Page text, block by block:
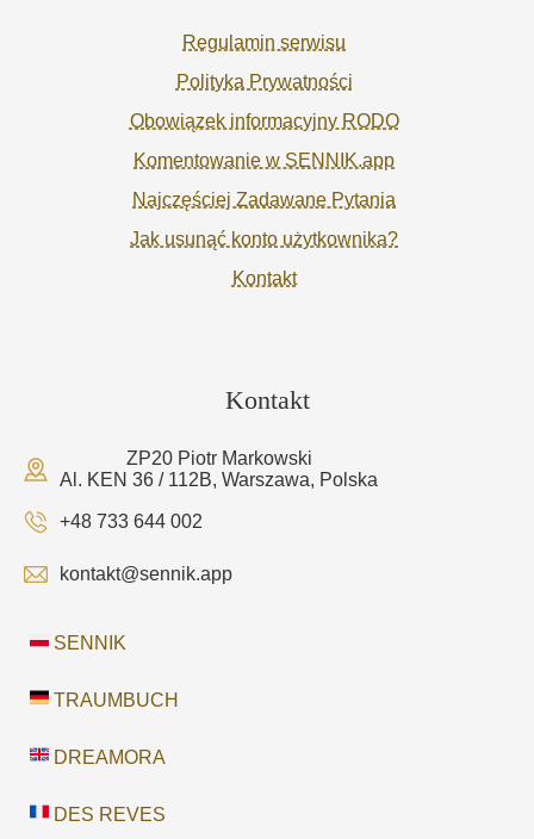
Regulamin serwisu
Polityka Prywatności
Obowiązek informacyjny RODO
Komentowanie w SENNIK.app
Najczęściej Zadawane Pytania
Jak usunąć konto użytkownika?
Kontakt
Kontakt
ZP20 Piotr Markowski
Al. KEN 36 / 112B, Warszawa, Polska
+48 733 644 002
kontakt@sennik.app
SENNIK
TRAUMBUCH
DREAMORA
DES REVES